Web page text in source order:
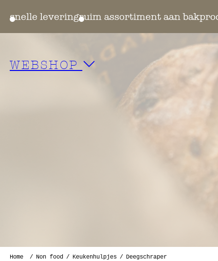
snelle leveringruim assortiment aan
WEBSHOP
Home Non food Keukenhulpjes Deegschraper